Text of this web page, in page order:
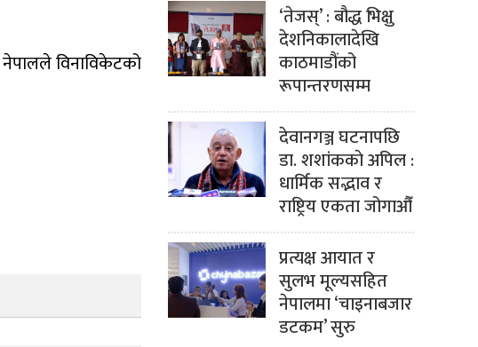
विनाविकेटको
‘तेजस्’ : बौद्ध भिक्षु
देशनिकालादेखि
काठमाडौंको
रूपान्तरणसम्म
देवानगञ्ज घटनापछि
डा. शशांककाे अपिल :
धार्मिक सद्भाव र
राष्ट्रिय एकता जोगाऔँ
प्रत्यक्ष आयात र
सुलभ मूल्यसहित
नेपालमा ‘चाइनाबजार
डटकम’ सुरु